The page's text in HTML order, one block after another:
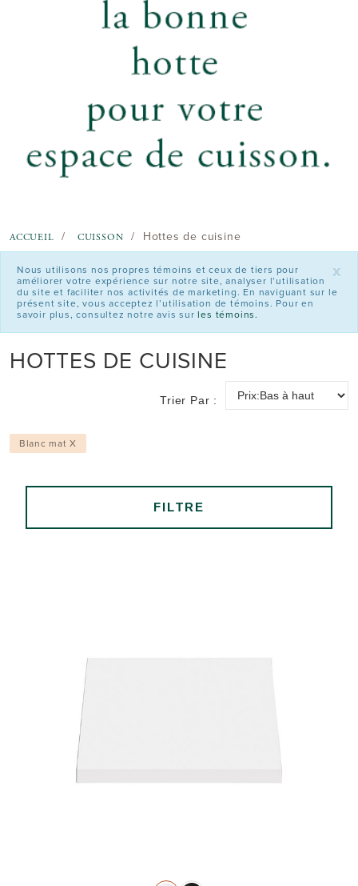
ACCUEIL CUISSON Hottes de cuisine
x
Nous utilisons nos propres témoins et ceux de tiers pour
améliorer votre expérience sur notre site, analyser l’utilisation
du site et faciliter nos activités de marketing. En naviguant sur le
présent site, vous acceptez l’utilisation de témoins. Pour en
savoir plus, consultez notre avis sur les témoins.
HOTTES DE CUISINE
Trier Par :
Blanc mat X
FILTRE